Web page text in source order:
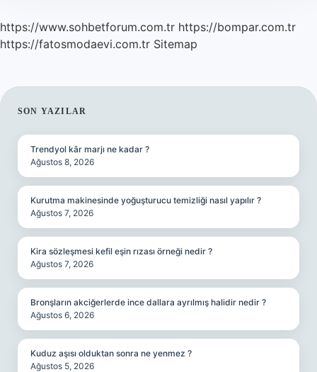
https://www.sohbetforum.com.tr https://bompar.com.tr
https://fatosmodaevi.com.tr Sitemap
SIDEBAR
SON YAZILAR
Trendyol kâr marjı ne kadar ?
Ağustos 8, 2026
Kurutma makinesinde yoğuşturucu temizliği nasıl yapılır ?
Ağustos 7, 2026
Kira sözleşmesi kefil eşin rızası örneği nedir ?
Ağustos 7, 2026
Bronşların akciğerlerde ince dallara ayrılmış halidir nedir ?
Ağustos 6, 2026
Kuduz aşısı olduktan sonra ne yenmez ?
Ağustos 5, 2026